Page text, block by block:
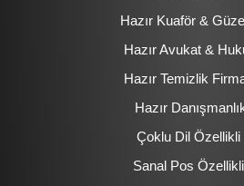
Hazır Kuaför &
Hazır Avukat &
Hazır Temizlik
Hazır
Çoklu Dil Özellikli
Sanal Pos